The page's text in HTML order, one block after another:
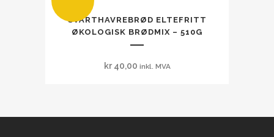
SVARTHAVREBRØD ELTEFRITT
ØKOLOGISK BRØDMIX – 510G
kr40,00 inkl. MVA